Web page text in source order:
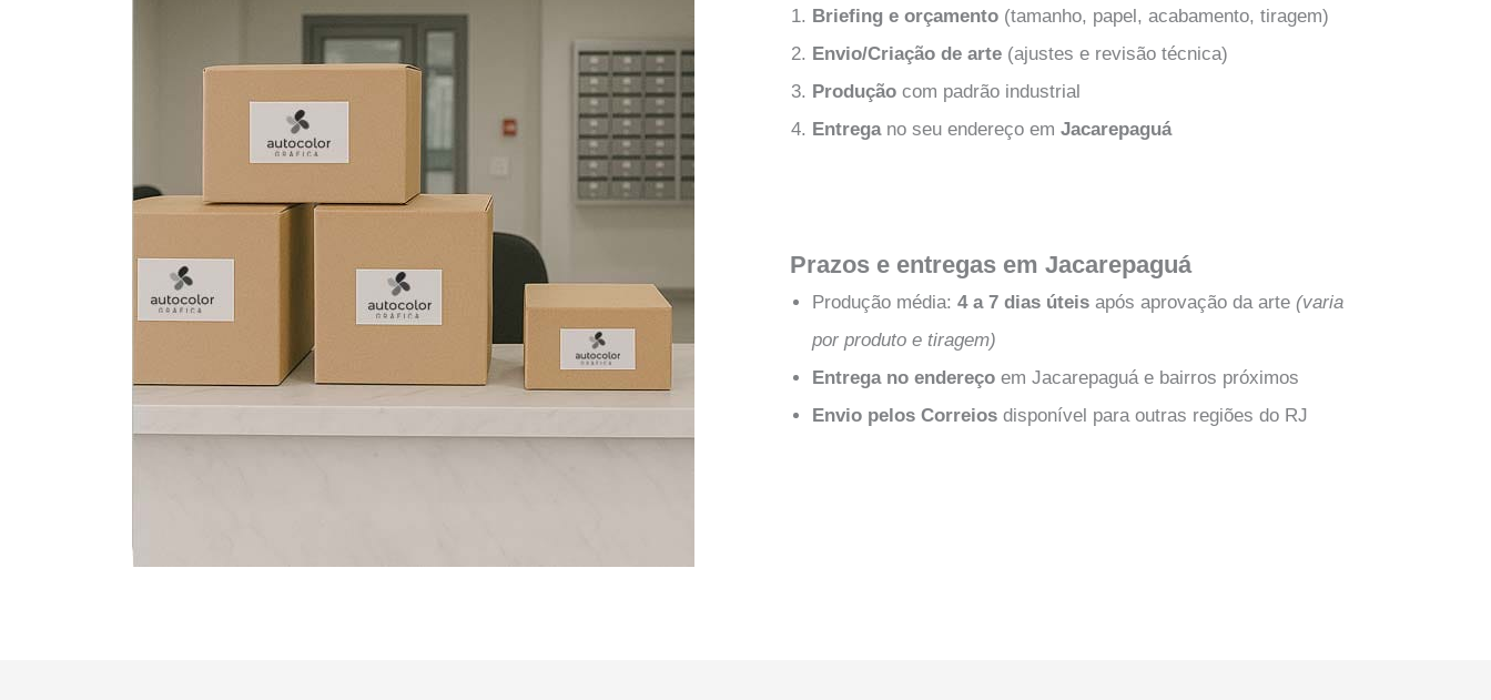
Briefing e orçamento (tamanho, papel, acabamento, tiragem)
Envio/Criação de arte (ajustes e revisão técnica)
Produção com padrão industrial
Entregano seu endereço em Jacarepaguá
Prazos e entregas em Jacarepaguá
Produção média: 4 a 7 dias úteis após aprovação da arte (varia
por produto e tiragem)
Entrega no endereço em Jacarepaguá e bairros próximos
Envio pelos Correios disponível para outras regiões do RJ